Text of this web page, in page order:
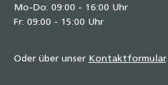
Mo-Do: 09:00 - 16:00 Uhr
Fr: 09:00 - 15:00 Uhr
Oder über unser Kontaktformular.